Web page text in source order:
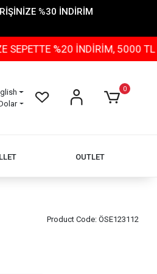
%30 İNDİRİM
%20 İNDİRİM, 5000 TL ÜZERİ
0
OUTLET
Product Code: ÖSE123112